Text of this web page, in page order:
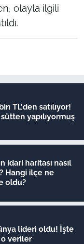
olayla ilgili
TL'den satılıyor!
yapılıyormuş
idari haritası nasıl
Hangi ilçe ne
oldu?
lideri oldu! İşte
o veriler